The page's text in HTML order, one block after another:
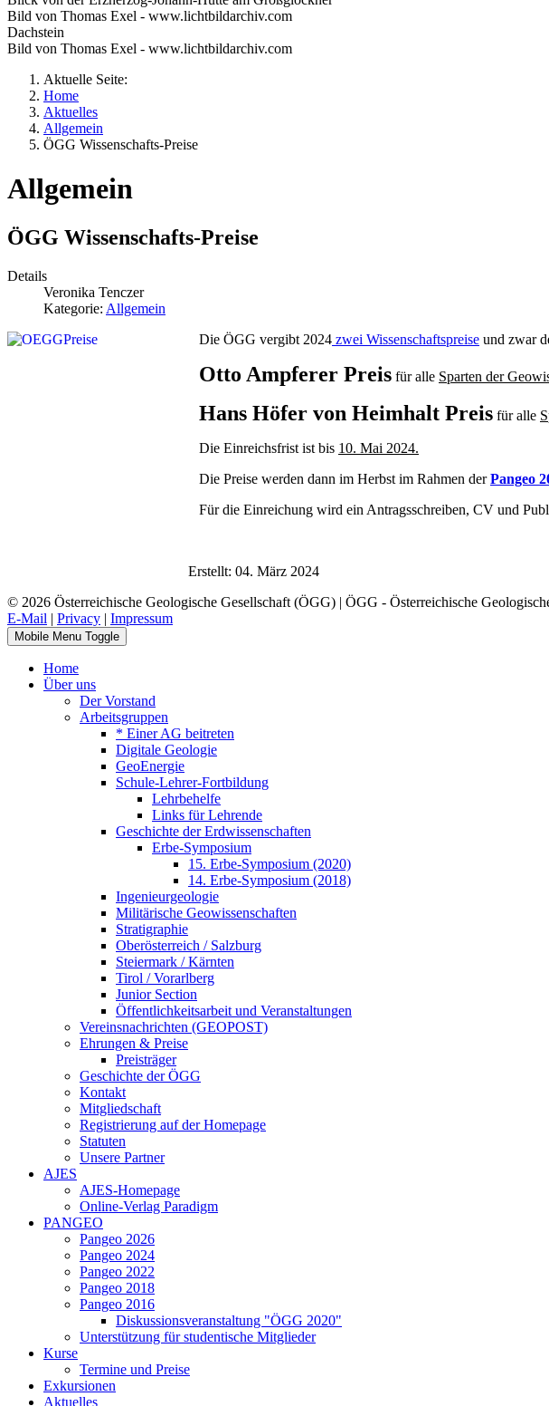
Bild von Thomas Exel - www.lichtbildarchiv.com
Dachstein
Bild von Thomas Exel - www.lichtbildarchiv.com
Aktuelle Seite:
Home
Aktuelles
Allgemein
ÖGG Wissenschafts-Preise
Allgemein
ÖGG Wissenschafts-Preise
Details
Veronika Tenczer
Kategorie: Allgemein
Die ÖGG vergibt 2024 zwei Wissenschaftspreise und zwar
Otto Ampferer Preis für alle Sparten der
Hans Höfer von Heimhalt Preis für alle
Die Einreichsfrist ist bis 10. Mai 2024.
Die Preise werden dann im Herbst im Rahmen derPangeo
Für die Einreichung wird ein Antragsschreiben, CV und
Erstellt: 04. März 2024
© 2026 Österreichische Geologische Gesellschaft (ÖGG) | ÖGG - Österreichische
E-Mail | Privacy | Impressum
Mobile Menu Toggle
Home
Über uns
Der Vorstand
Arbeitsgruppen
* Einer AG beitreten
Digitale Geologie
GeoEnergie
Schule-Lehrer-Fortbildung
Lehrbehelfe
Links für Lehrende
Geschichte der Erdwissenschaften
Erbe-Symposium
15. Erbe-Symposium (2020)
14. Erbe-Symposium (2018)
Ingenieurgeologie
Militärische Geowissenschaften
Stratigraphie
Oberösterreich / Salzburg
Steiermark / Kärnten
Tirol / Vorarlberg
Junior Section
Öffentlichkeitsarbeit und Veranstaltungen
Vereinsnachrichten (GEOPOST)
Ehrungen & Preise
Preisträger
Geschichte der ÖGG
Kontakt
Mitgliedschaft
Registrierung auf der Homepage
Statuten
Unsere Partner
AJES
AJES-Homepage
Online-Verlag Paradigm
PANGEO
Pangeo 2026
Pangeo 2024
Pangeo 2022
Pangeo 2018
Pangeo 2016
Diskussionsveranstaltung "ÖGG 2020"
Unterstützung für studentische Mitglieder
Kurse
Termine und Preise
Exkursionen
Aktuelles